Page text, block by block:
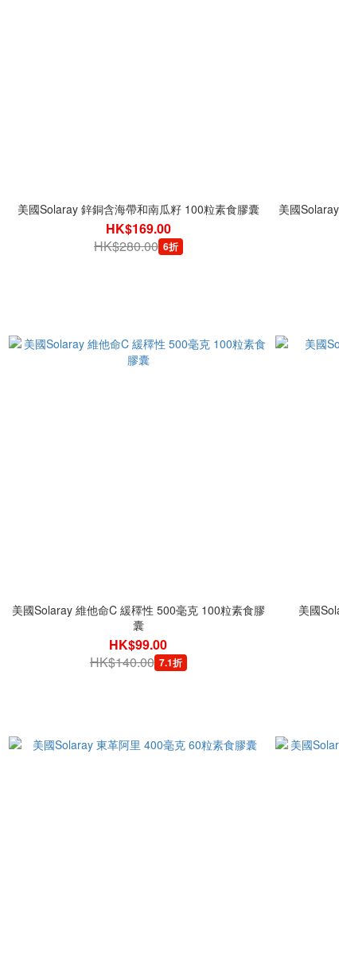
美國Solaray 鋅銅含海帶和南瓜籽 100粒素食膠囊
HK$169.00
HK$280.00 6折
美國
美國Solaray 維他命C 緩䆁性 500毫克 100粒素食膠
囊
HK$99.00
HK$140.00 7.1折
美國